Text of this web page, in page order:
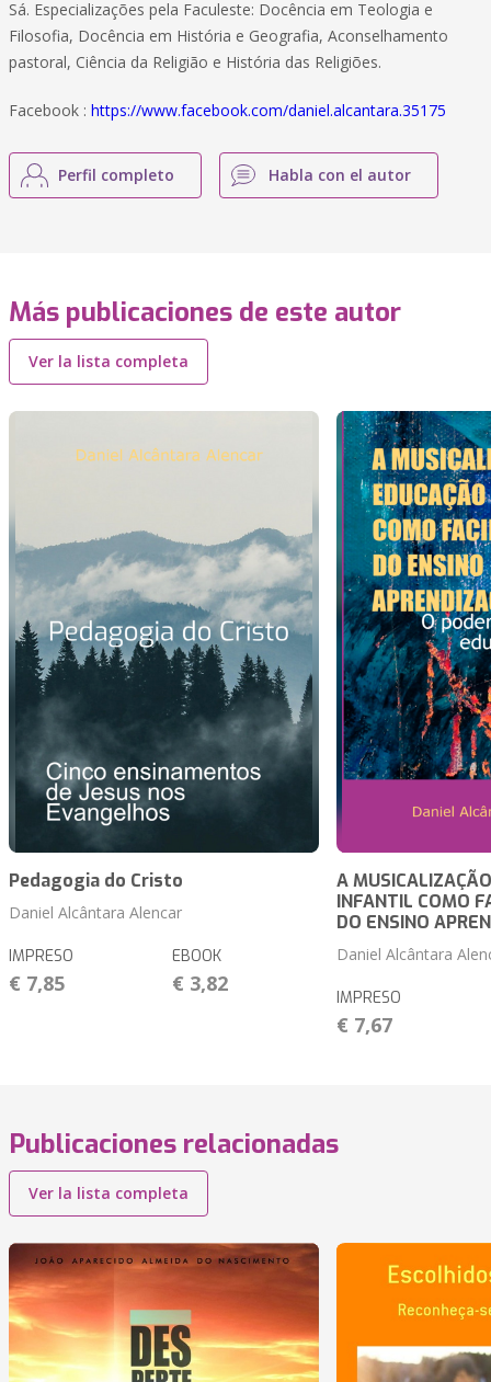
Sá. Especializações pela Faculeste: Docência em Teologia e
Filosofia, Docência em História e Geografia, Aconselhamento
pastoral, Ciência da Religião e História das Religiões.
Facebook : https://www.facebook.com/daniel.alcantara.35175
Perfil completo Habla con el autor
Más publicaciones de este autor
Ver la lista completa
Pedagogia do Cristo
Daniel Alcântara Alencar
IMPRESO
€ 7,85
EBOOK
€ 3,82
A
INFANTIL COMO
DO ENSINO
Daniel Alcântara
IMPRESO
€ 7,67
Publicaciones relacionadas
Ver la lista completa